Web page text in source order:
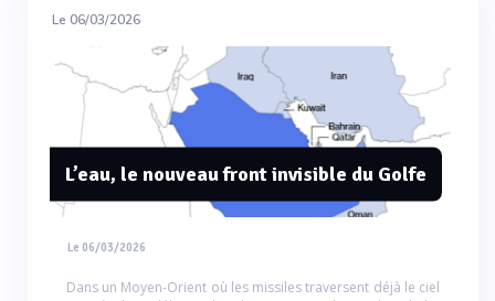
Le 06/03/2026
L’eau, le nouveau front invisible du Golfe
Le 06/03/2026
Dans un Moyen-Orient où les missiles traversent déjà le ciel